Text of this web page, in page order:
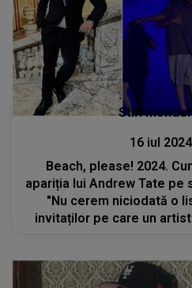
Stiri
16 iul 2024
Beach, please! 2024.
apariția lui Andrew Tate pe
"Nu cerem niciodată o
invitaților pe care un